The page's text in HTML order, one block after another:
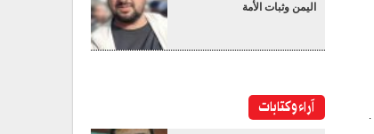
اليمن وثبات الأمة
آراء وكتابات